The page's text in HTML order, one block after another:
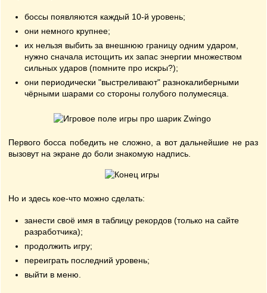
боссы появляются каждый 10-й уровень;
они немного крупнее;
их нельзя выбить за внешнюю границу одним ударом,
нужно сначала истощить их запас энергии множеством
сильных ударов (помните про искры?);
они периодически "выстреливают" разнокалиберными
чёрными шарами со стороны голубого полумесяца.
Первого босса победить не сложно, а вот дальнейшие не раз
вызовут на экране до боли знакомую надпись.
Но и здесь кое-что можно сделать:
занести своё имя в таблицу рекордов (только на сайте
разработчика);
продолжить игру;
переиграть последний уровень;
выйти в меню.